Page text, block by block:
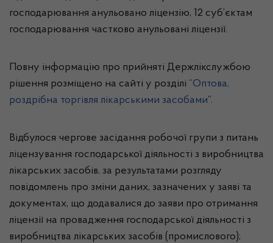
господарювання анульовано ліцензію, 12 суб’єктам
господарювання частково анульовані ліцензії.
Повну інформацію про прийняті Держлікслужбою
рішення розміщено на сайті у розділі “Оптова,
роздрібна торгівля лікарськими засобами”.
Відбулося чергове засідання робочої групи з питань
ліцензування господарської діяльності з виробництва
лікарських засобів, за результатами розгляду
повідомлень про зміни даних, зазначених у заяві та
документах, що додавалися до заяви про отримання
ліцензії на провадження господарської діяльності з
виробництва лікарських засобів (промислового);